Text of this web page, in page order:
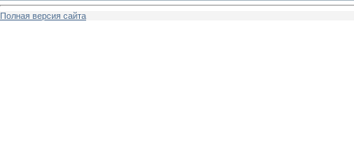
Полная версия сайта